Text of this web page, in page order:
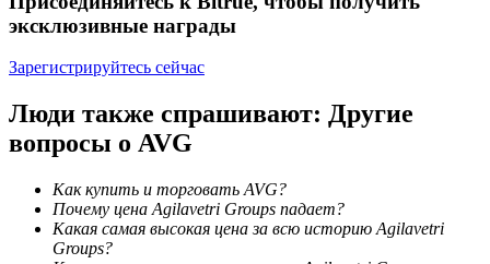
эксклюзивные награды
Зарегистрируйтесь сейчас
Люди также спрашивают: Другие
вопросы о AVG
Как купить и торговать AVG?
Почему цена Agilavetri Groups падает?
Какая самая высокая цена за всю историю Agilavetri
Groups?